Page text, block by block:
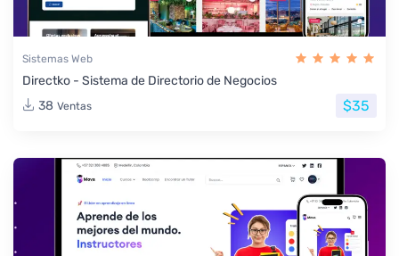
Sistemas Web
Directko - Sistema de Directorio de Negocios
38 Ventas $35